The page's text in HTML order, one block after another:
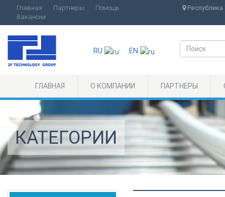
Главная Партнеры
Помощь
Вакансии
Республика
RU EN
ГЛАВНАЯ О КОМПАНИИ ПАРТНЕРЫ
КАТЕГОРИИ